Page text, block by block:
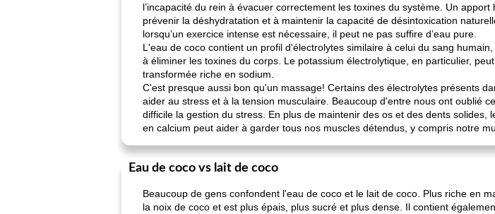
l’incapacité du rein à évacuer correctement les toxines du système. Un
prévenir la déshydratation et à maintenir la capacité de désintoxication
lorsqu’un exercice intense est nécessaire, il peut ne pas suffire d’eau pure.
L'eau de coco contient un profil d'électrolytes similaire à celui du sang
à éliminer les toxines du corps. Le potassium électrolytique, en particulier,
transformée riche en sodium.
C'est presque aussi bon qu'un massage! Certains des électrolytes présents
aider au stress et à la tension musculaire. Beaucoup d'entre nous ont oublié
difficile la gestion du stress. En plus de maintenir des os et des dents
en calcium peut aider à garder tous nos muscles détendus, y compris notre
Eau de coco vs lait de coco
Beaucoup de gens confondent l'eau de coco et le lait de coco. Plus riche en
la noix de coco et est plus épais, plus sucré et plus dense. Il contient